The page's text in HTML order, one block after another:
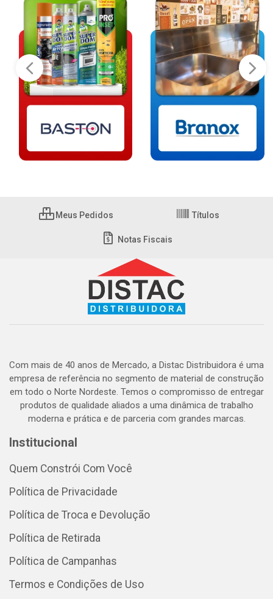
Meus Pedidos Títulos
Notas Fiscais
Com mais de 40 anos de Mercado, a Distac Distribuidora é uma
empresa de referência no segmento de material de construção
em todo o Norte Nordeste. Temos o compromisso de entregar
produtos de qualidade aliados a uma dinâmica de trabalho
moderna e prática e de parceria com grandes marcas.
Institucional
Quem Constrói Com Você
Política de Privacidade
Política de Troca e Devolução
Política de Retirada
Política de Campanhas
Termos e Condições de Uso